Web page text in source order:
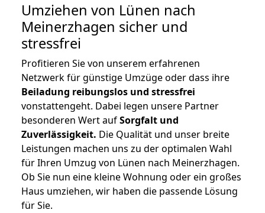
Umziehen von Lünen nach
Meinerzhagen sicher und
stressfrei
Profitieren Sie von unserem erfahrenen
Netzwerk für günstige Umzüge oder dass ihre
Beiladung reibungslos und stressfrei
vonstattengeht. Dabei legen unsere Partner
besonderen Wert aufSorgfalt und
Zuverlässigkeit. Die Qualität und unser breite
Leistungen machen uns zu der optimalen Wahl
für Ihren Umzug von Lünen nach Meinerzhagen.
Ob Sie nun eine kleine Wohnung oder ein großes
Haus umziehen, wir haben die passende Lösung
für Sie.